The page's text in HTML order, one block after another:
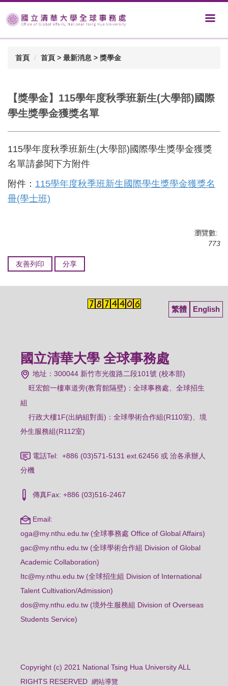
首頁 首頁 > 最新消息 > 獎學金
【獎學金】115學年度秋季班新生(大學部)國際
學生獎學金獲獎名單
115學年度秋季班新生(大學部)國際學生獎學金獲獎
名單請參閱下方附件
附件： 115學年度秋季班新生國際學生獎學金獲獎名
冊(學士班)
瀏覽數:
773
友善列印 分享
繁體 English
國立清華大學 全球事務處
地址：300044 新竹市光復路二段101號 (校本部)
旺宏館一樓車道旁(教育館隔壁)：全球事務處、全球招生
組
行政大樓1F(出納組對面)：全球學術合作組(R110室)、境
外生服務組(R112室)
電話Tel: +886 (03)571-5131 ext.62456 或 洽各承辦人
分機
傳真Fax: +886 (03)516-2467
Email:
oga@my.nthu.edu.tw (全球事務處 Office of Global Affairs)
gac@my.nthu.edu.tw (全球學術合作組 Division of Global
Academic Collaboration)
Itc@my.nthu.edu.tw (全球招生組 Division of International
Talent Cultivation/Admission)
dos@my.nthu.edu.tw (境外生服務組 Division of Overseas
Students Service)
Copyright (c) 2021 National Tsing Hua University ALL
RIGHTS RESERVED網站導覽